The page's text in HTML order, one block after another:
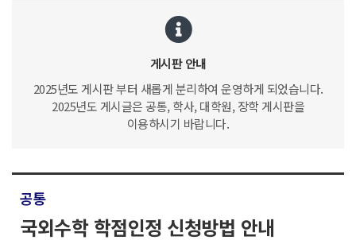
게시판 안내
2025년도 게시판 부터 새롭게 분리하여 운영하게 되었습니다.
2025년도 게시글은 공통, 학사, 대학원, 장학 게시판을
이용하시기 바랍니다.
공통
국외수학 학점인정 신청방법 안내